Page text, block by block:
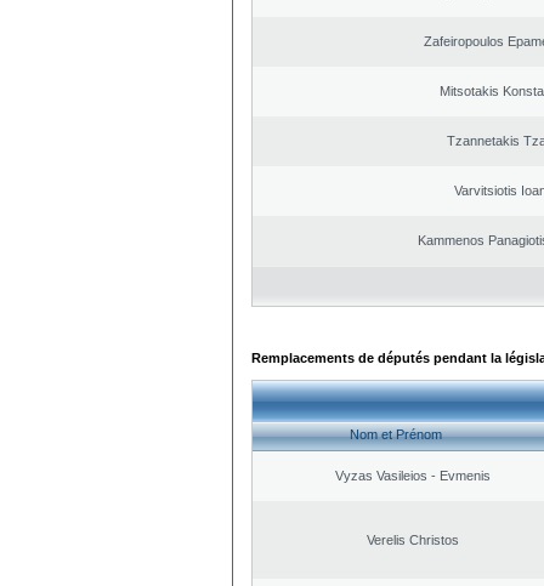
Zafeiropoulos
Mitsotakis
Tzannetakis
Varvitsiotis
Kammenos
Remplacements de députés pendant la
Nom et Prénom
Vyzas Vasileios - Evmenis
Verelis Christos